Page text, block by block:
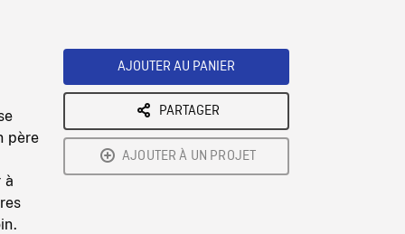
père
à
AJOUTER AU PANIER
PARTAGER
AJOUTER À UN PROJET